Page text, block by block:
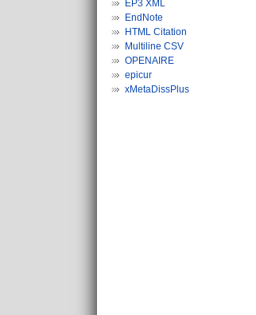
EP3 XML
EndNote
HTML Citation
Multiline CSV
OPENAIRE
epicur
xMetaDissPlus